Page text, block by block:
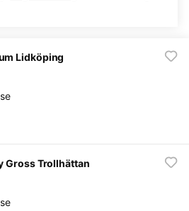
Lidköping
Gross Trollhättan